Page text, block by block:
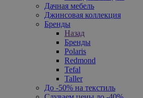
Дачная мебель
Джинсовая коллекция
Бренды
Назад
Бренды
Polaris
Redmond
Tefal
Taller
До -50% на текстиль